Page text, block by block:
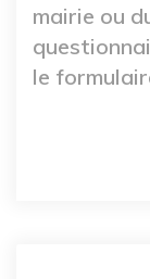
mairie ou
le